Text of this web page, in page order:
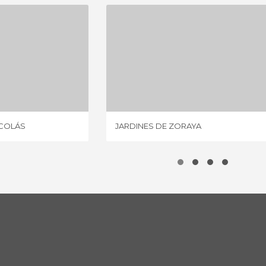
JARDINES DE ZORAYA